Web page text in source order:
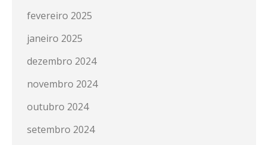
fevereiro 2025
janeiro 2025
dezembro 2024
novembro 2024
outubro 2024
setembro 2024